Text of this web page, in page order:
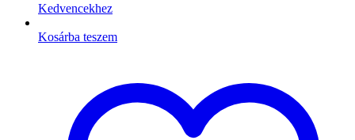
Kedvencekhez
Kosárba teszem